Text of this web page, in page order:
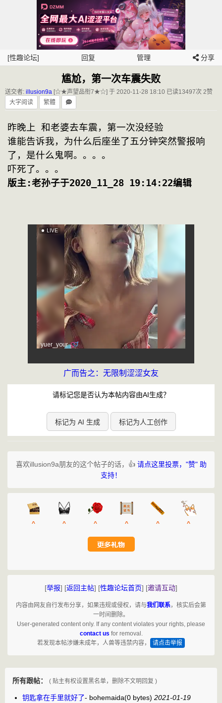
[性趣论坛] 回复 管理 分享
尴尬，第一次车震失败
送交者: illusion9a [☆★声望品衔7★☆] 于 2020-11-28 18:10 已读13497次 2赞
大字阅读
繁體
昨晚上 和老婆去车震，第一次没经验
谁能告诉我，为什么后座坐了五分钟突然警报响
了，是什么鬼啊。。。。
吓死了。。。
版主:老孙子于2020_11_28 19:14:22编辑
广而告之：无限制涩涩女友
请标记您是否认为本帖内容由AI生成？
标记为 AI 生成 标记为人工创作
喜欢illusion9a朋友的这个帖子的话，👍 请点这里投票，"赞" 助
支持！
^ ^ ^ ^ ^ ^
[举报] [返回主帖] [性趣论坛首页] [邀请互动]
内容由网友自行发布分享，如果违规或侵权，请与我们联系，核实后会第
一时间删除。
User-generated content only. If any content violates your rights, please
contact us for removal.
若发现本帖涉嫌未成年，人兽等违禁内容，
请点击举报
所有跟帖： ( 贴主有权设置黑名单，删除不文明回复 )
钥匙拿在手里就好了- bohemaida(0 bytes) 2021-01-19